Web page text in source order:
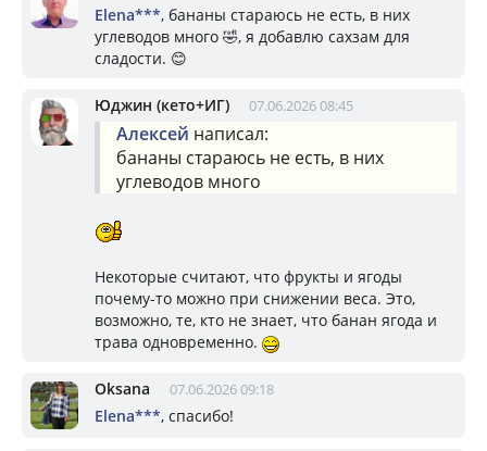
Elena***, бананы стараюсь не есть, в них
углеводов много 🤣, я добавлю сахзам для
сладости. 😊
Юджин (кето+ИГ) 07.06.2026 08:45
Алексей написал:
бананы стараюсь не есть, в них
углеводов много
Некоторые считают, что фрукты и ягоды
почему-то можно при снижении веса. Это,
возможно, те, кто не знает, что банан ягода и
трава одновременно.
Oksana 07.06.2026 09:18
Elena***, спасибо!